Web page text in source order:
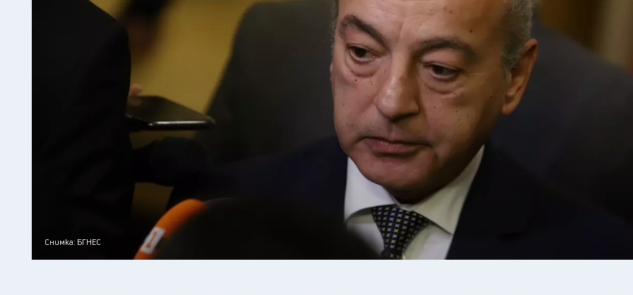
33 °C
Пловдив, 32
Разград, 29 °C
Русе, 30 °C
Силистра, 30 °C
Сливен, 29 °C
Смолян, 25°C
София , 29°C
Стара Загора, 31°C
Търговище, 30°C
Хасково, 34°C
Шумен, 29°C
Ямбол, 30°C
Снимка: БГНЕС